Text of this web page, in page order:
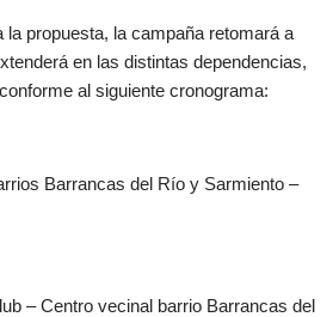
la propuesta, la campaña retomará a
en las distintas dependencias,
al siguiente cronograma:
Barrancas del Río y Sarmiento –
– Centro vecinal barrio Barrancas del